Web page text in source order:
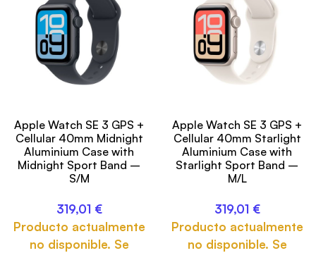
Apple Watch SE 3 GPS +
Cellular 40mm Midnight
Aluminium Case with
Midnight Sport Band –
S/M
319,01 €
Producto actualmente
no disponible. Se
Apple Watch SE 3 GPS +
Cellular 40mm Starlight
Aluminium Case with
Starlight Sport Band –
M/L
319,01 €
Producto actualmente
no disponible. Se